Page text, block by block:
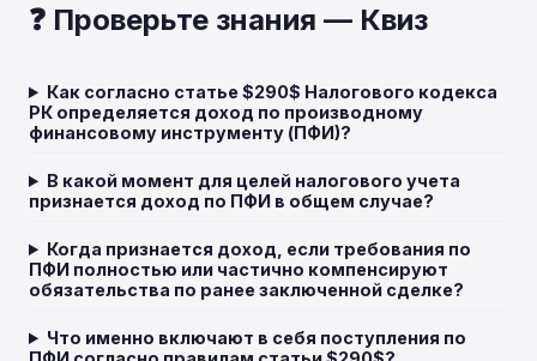
❓ Проверьте знания — Квиз
Как согласно статье $290$ Налогового кодекса
РК определяется доход по производному
финансовому инструменту (ПФИ)?
В какой момент для целей налогового учета
признается доход по ПФИ в общем случае?
Когда признается доход, если требования по
ПФИ полностью или частично компенсируют
обязательства по ранее заключенной сделке?
Что именно включают в себя поступления по